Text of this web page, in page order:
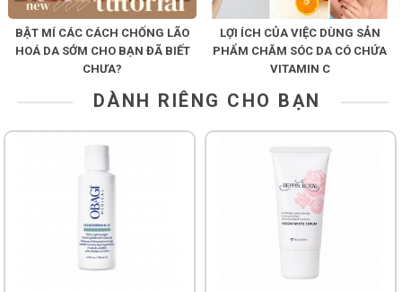
BẬT MÍ CÁC CÁCH CHỐNG LÃO
HOÁ DA SỚM CHO BẠN ĐÃ BIẾT
CHƯA?
LỢI ÍCH CỦA VIỆC DÙNG SẢN
PHẨM CHĂM SÓC DA CÓ CHỨA
VITAMIN C
DÀNH RIÊNG CHO BẠN